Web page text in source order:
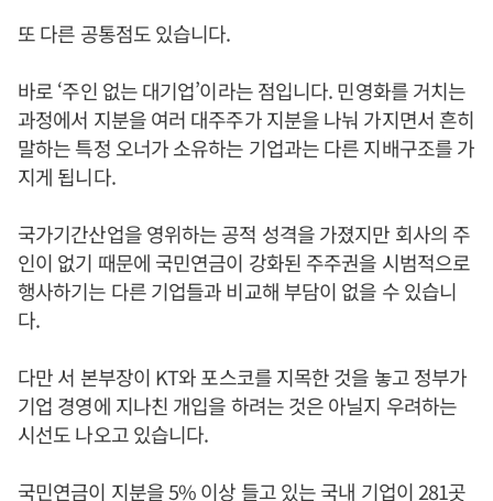
또 다른 공통점도 있습니다.
바로 ‘주인 없는 대기업’이라는 점입니다. 민영화를 거치는
과정에서 지분을 여러 대주주가 지분을 나눠 가지면서 흔히
말하는 특정 오너가 소유하는 기업과는 다른 지배구조를 가
지게 됩니다.
국가기간산업을 영위하는 공적 성격을 가졌지만 회사의 주
인이 없기 때문에 국민연금이 강화된 주주권을 시범적으로
행사하기는 다른 기업들과 비교해 부담이 없을 수 있습니
다.
다만 서 본부장이 KT와 포스코를 지목한 것을 놓고 정부가
기업 경영에 지나친 개입을 하려는 것은 아닐지 우려하는
시선도 나오고 있습니다.
국민연금이 지분을 5% 이상 들고 있는 국내 기업이 281곳